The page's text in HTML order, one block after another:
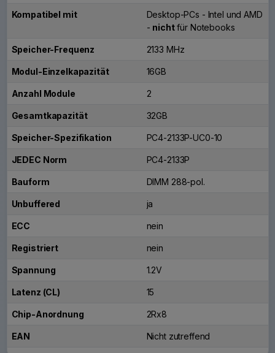
Kompatibel mit
Desktop-PCs - Intel und AMD
- nichtfür Notebooks
Speicher-Frequenz 2133 MHz
Modul-Einzelkapazität 16GB
Anzahl Module 2
Gesamtkapazität 32GB
Speicher-Spezifikation PC4-2133P-UC0-10
JEDEC Norm PC4-2133P
Bauform DIMM 288-pol.
Unbuffered ja
ECC nein
Registriert nein
Spannung 1.2V
Latenz (CL) 15
Chip-Anordnung 2Rx8
EAN Nicht zutreffend